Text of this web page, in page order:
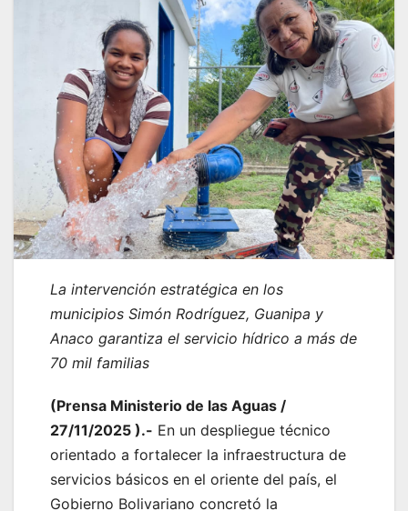
La intervención estratégica en los
municipios Simón Rodríguez, Guanipa y
Anaco garantiza el servicio hídrico a más de
70 mil familias
(Prensa Ministerio de las Aguas /
27/11/2025 ).- En un despliegue técnico
orientado a fortalecer la infraestructura de
servicios básicos en el oriente del país, el
Gobierno Bolivariano concretó la